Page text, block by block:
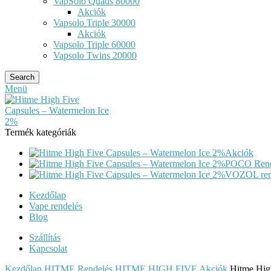
Akciók
Vapsolo Triple 30000
Akciók
Vapsolo Triple 60000
Vapsolo Twins 20000
Search
Menü
Termék kategóriák
Akciók
POCO
VOZOL
Kezdőlap
Vape rendelés
Blog
Szállítás
Kapcsolat
Kezdőlap HITME Rendelés HITME HIGH FIVE Akciók Hitme